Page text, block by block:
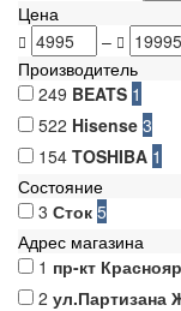
Цена
–
Производитель
249 BEATS 1
522 Hisense 3
154 TOSHIBA 1
Состояние
3 Сток 5
Адрес магазина
1 пр-кт
2 ул.Партизана